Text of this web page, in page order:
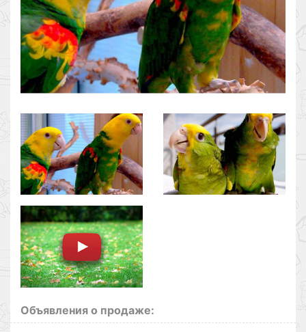
Объявления о продаже: